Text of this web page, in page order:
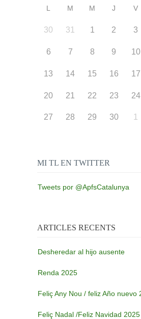
L M M J V
30 31 1 2 3
6 7 8 9 10
13 14 15 16 17
20 21 22 23 24
27 28 29 30 1
MI TL EN TWITTER
Tweets por @ApfsCatalunya
ARTICLES RECENTS
Desheredar al hijo ausente
Renda 2025
Feliç Any Nou / feliz Año nuevo
Feliç Nadal /Feliz Navidad 2025